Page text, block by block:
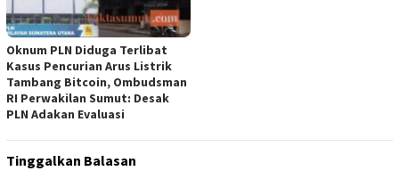
Oknum PLN Diduga Terlibat
Kasus Pencurian Arus Listrik
Tambang Bitcoin, Ombudsman
RI Perwakilan Sumut: Desak
PLN Adakan Evaluasi
Tinggalkan Balasan